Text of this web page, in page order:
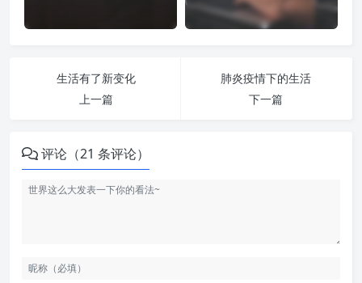
生活有了新变化
上一篇
肺炎疫情下的生活
下一篇
评论（21 条评论）